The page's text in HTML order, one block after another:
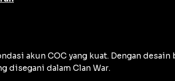
akun COC yang kuat. Dengan
disegani dalam Clan War.